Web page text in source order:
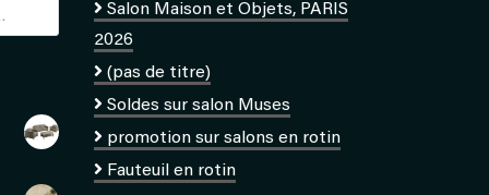
Salon Maison et Objets, PARIS
2026
(pas de titre)
Soldes sur salon Muses
promotion sur salons en rotin
Fauteuil en rotin